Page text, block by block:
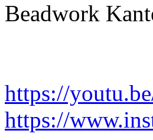
Beadwork
https://
https://